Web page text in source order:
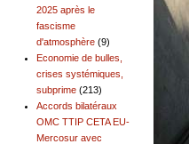
2025 après le
fascisme
d'atmosphère (9)
Economie de bulles,
crises systémiques,
subprime (213)
Accords bilatéraux
OMC TTIP CETA EU-
Mercosur avec